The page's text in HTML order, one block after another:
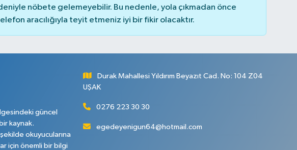
nöbete gelemeyebilir. Bu nedenle, yola çıkmadan önce
aracılığıyla teyit etmeniz iyi bir fikir olacaktır.
güncel
kaynak.
okuyucularına
için önemli bir bilgi
Durak Mahallesi Yıldırım Beyazıt Cad. No: 104 Z04
UŞAK
0276 223 30 30
egedeyenigun64@hotmail.com